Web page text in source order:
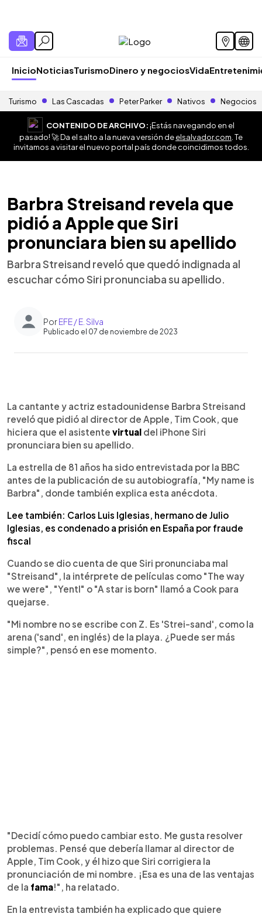
InicioNoticiasTurismoDinero y negociosVida
Turismo Las Cascadas Peter Parker Nativos Negocios
CONTENIDO DE ARCHIVO:¡Estás navegando en el
pasado! 🚀 Da el salto a la nueva versión deelsalvador.com . Te
invitamos a visitar el nuevo portal país donde coincidimos todos.
Barbra Streisand revela que
pidió a Apple que Siri
pronunciara bien su apellido
Barbra Streisand reveló que quedó indignada al
escuchar cómo Siri pronunciaba su apellido.
PorEFE / E. Silva
Publicado el 07 de noviembre de 2023
► Escuchar artículo
La cantante y actriz estadounidense Barbra Streisand
reveló que pidió al director de Apple, Tim Cook, que
hiciera que el asistente virtual del iPhone Siri
pronunciara bien su apellido.
La estrella de 81 años ha sido entrevistada por la BBC
antes de la publicación de su autobiografía, "My name is
Barbra", donde también explica esta anécdota.
Lee también: Carlos Luis Iglesias, hermano de Julio
Iglesias, es condenado a prisión en España por fraude
fiscal
Cuando se dio cuenta de que Siri pronunciaba mal
"Streisand", la intérprete de películas como "The way
we were", "Yentl" o "A star is born" llamó a Cook para
quejarse.
"Mi nombre no se escribe con Z. Es 'Strei-sand', como la
arena ('sand', en inglés) de la playa. ¿Puede ser más
simple?", pensó en ese momento.
"Decidí cómo puedo cambiar esto. Me gusta resolver
problemas. Pensé que debería llamar al director de
Apple, Tim Cook, y él hizo que Siri corrigiera la
pronunciación de mi nombre. ¡Esa es una de las ventajas
de la fama!", ha relatado.
En la entrevista también ha explicado que quiere